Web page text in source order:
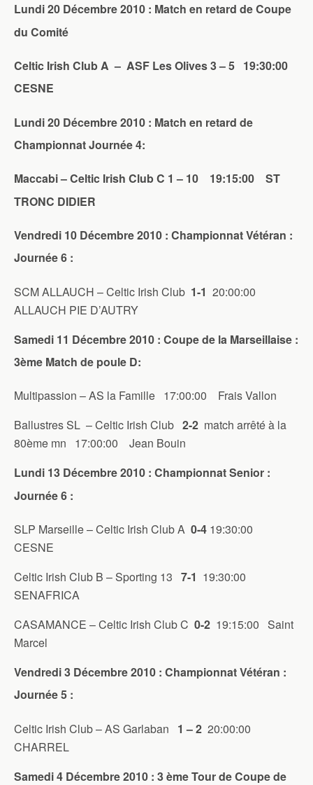
Lundi 20 Décembre 2010 : Match en retard de Coupe
du Comité
Celtic Irish Club A – ASF Les Olives 3 – 5 19:30:00
CESNE
Lundi 20 Décembre 2010 : Match en retard de
Championnat Journée 4:
Maccabi – Celtic Irish Club C 1 – 10 19:15:00 ST
TRONC DIDIER
Vendredi 10 Décembre 2010 : Championnat Vétéran :
Journée 6 :
SCM ALLAUCH – Celtic Irish Club 1-1 20:00:00
ALLAUCH PIE D’AUTRY
Samedi 11 Décembre 2010 : Coupe de la Marseillaise :
3ème Match de poule D:
Multipassion – AS la Famille 17:00:00 Frais Vallon
Ballustres SL – Celtic Irish Club 2-2 match arrêté à la
80ème mn 17:00:00 Jean Bouin
Lundi 13 Décembre 2010 : Championnat Senior :
Journée 6 :
SLP Marseille – Celtic Irish Club A 0-4 19:30:00
CESNE
Celtic Irish Club B – Sporting 13 7-1 19:30:00
SENAFRICA
CASAMANCE – Celtic Irish Club C 0-2 19:15:00 Saint
Marcel
Vendredi 3 Décembre 2010 : Championnat Vétéran :
Journée 5 :
Celtic Irish Club – AS Garlaban 1 – 2 20:00:00
CHARREL
Samedi 4 Décembre 2010 : 3 ème Tour de Coupe de